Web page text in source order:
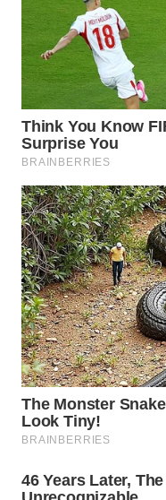
A nossa
Quando a
ultrapassa a
Existe uma linha
sossego ou, em
stalking
privacidade é um
quando as barreiras
amigáveis falham,
administrativos
sua integridade.
Manter um registro
horários e situações
ostensiva é vital
reclamação formal
jamais deve custar